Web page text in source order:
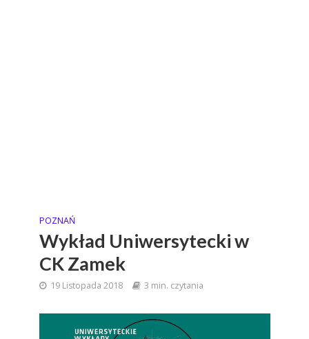
POZNAŃ
Wykład Uniwersytecki w
CK Zamek
19 Listopada 2018 3 min. czytania